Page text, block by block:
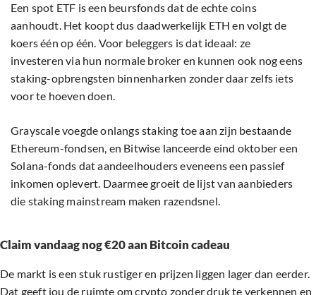
Een spot ETF is een beursfonds dat de echte coins
aanhoudt. Het koopt dus daadwerkelijk ETH en volgt de
koers één op één. Voor beleggers is dat ideaal: ze
investeren via hun normale broker en kunnen ook nog eens
staking-opbrengsten binnenharken zonder daar zelfs iets
voor te hoeven doen.
Grayscale voegde onlangs staking toe aan zijn bestaande
Ethereum-fondsen, en Bitwise lanceerde eind oktober een
Solana-fonds dat aandeelhouders eveneens een passief
inkomen oplevert. Daarmee groeit de lijst van aanbieders
die staking mainstream maken razendsnel.
Claim vandaag nog €20 aan Bitcoin cadeau
De markt is een stuk rustiger en prijzen liggen lager dan eerder.
Dat geeft jou de ruimte om crypto zonder druk te verkennen en